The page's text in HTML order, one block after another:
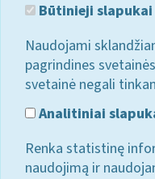
Būtinieji slapukai
Naudojami
pagrindines
svetainė negali
Analitiniai
Renka statistinę
naudojimą ir